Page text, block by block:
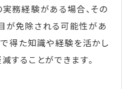
務経験がある場合、その
が免除される可能性があ
で得た知識や経験を活かし
することができます。